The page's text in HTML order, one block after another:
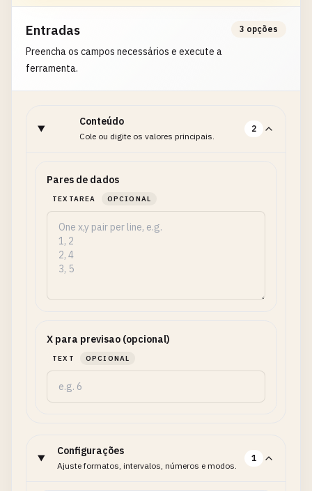
Entradas
Preencha os campos necessários e execute a
ferramenta.
3 opções
Conteúdo
Cole ou digite os valores principais.
2
Pares de dados
TEXTAREA OPCIONAL
X para previsao (opcional)
TEXT OPCIONAL
Configurações
Ajuste formatos, intervalos, números e modos.
1